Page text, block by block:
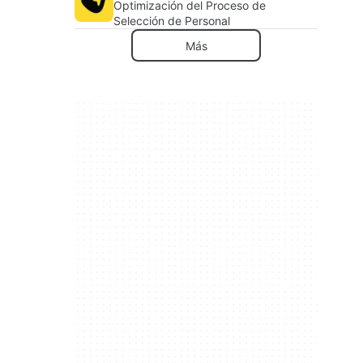
Optimización del Proceso de
Selección de Personal
Más